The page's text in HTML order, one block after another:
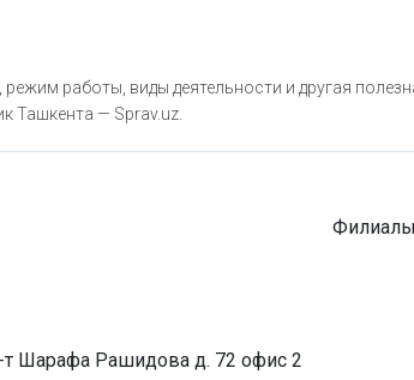
работы, виды деятельности и другая
Ташкента — Sprav.uz.
Филиалы
т Шарафа Рашидова д. 72 офис 2